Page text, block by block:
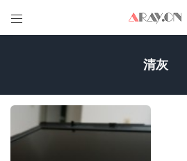

清灰